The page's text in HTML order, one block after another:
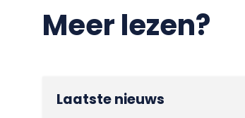
Meer lezen?
Laatste nieuws